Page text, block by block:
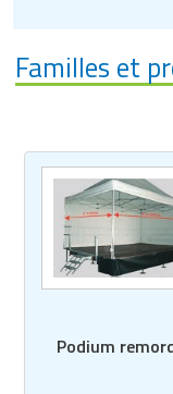
Familles et
Podium